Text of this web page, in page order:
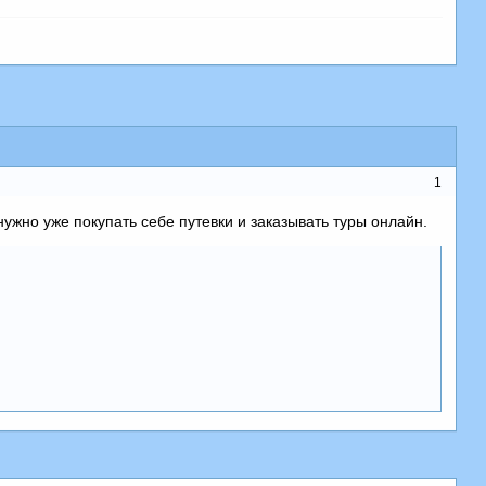
1
уже покупать себе путевки и заказывать туры онлайн.